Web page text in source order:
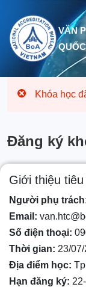
VĂN
Khóa học
Đăng ký
Giới thiệu
Người phụ
Email:
Số điện thoại:
Thời gian: 23/
Địa điểm học:
Hạn đăng ký: